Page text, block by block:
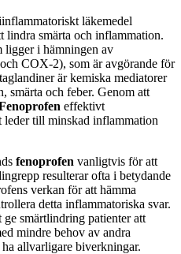
läkemedel
smärta och inflammation.
ligger i hämningen av
COX-2), som är avgörande för
är kemiska mediatorer
smärta och feber. Genom att
effektivt
till minskad inflammation
fenoprofen vanligtvis för att
resulterar ofta i betydande
verkan för att hämma
detta inflammatoriska svar.
ge smärtlindring patienter att
mindre behov av andra
allvarligare biverkningar.